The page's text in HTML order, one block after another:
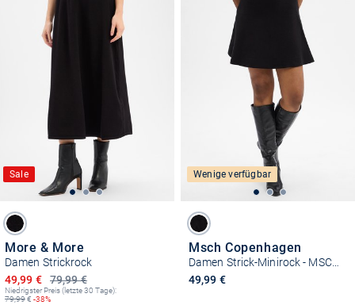
Sale
More & More
Damen Strickrock
79,99 €
Ermäßigter Preis
49,99 €
Niedrigster Preis (letzte 30 Tage):
79,99€ -38%
Wenige verfügbar
Msch Copenhagen
Damen Strick-Minirock - MSCHMercy
49,99 €